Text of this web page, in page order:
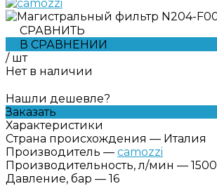
СРАВНИТЬ
В СРАВНЕНИИ
/ шт
Нет в наличии
Нашли дешевле?
Заказать
Характеристики
Страна происхождения — Италия
Производитель — camozzi
Производительность, л/мин — 1500
Давление, бар — 16